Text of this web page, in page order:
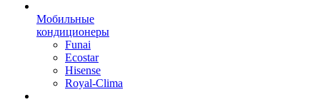
Мобильные
кондиционеры
Funai
Ecostar
Hisense
Royal-Clima